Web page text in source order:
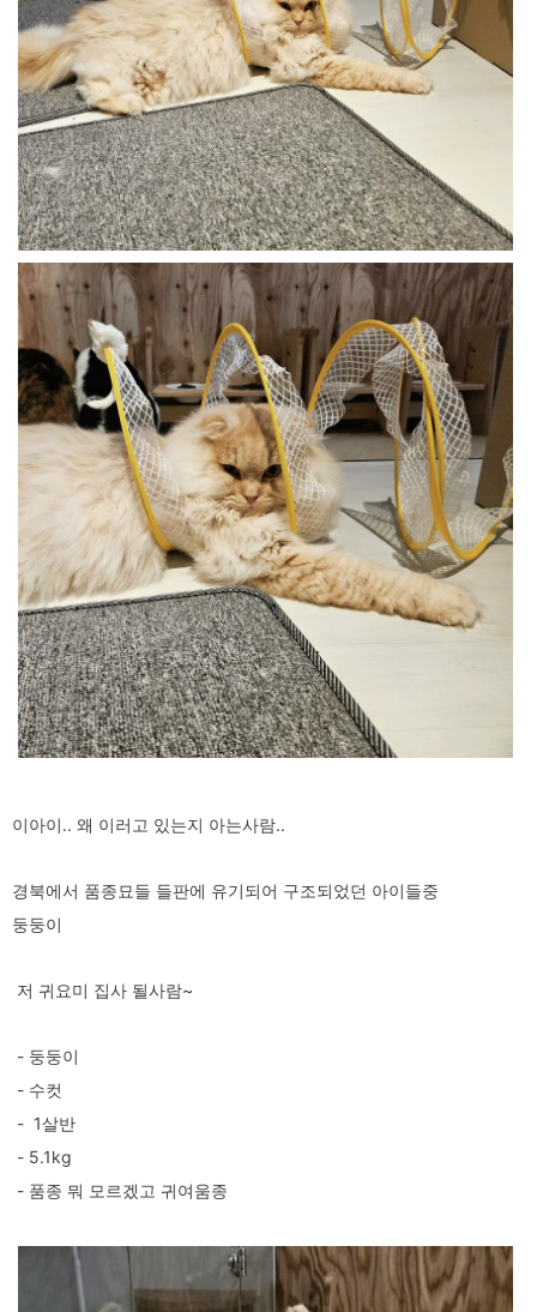
이아이.. 왜 이러고 있는지 아는사람..
경북에서 품종묘들 들판에 유기되어 구조되었던 아이들중
둥둥이
저 귀요미 집사 될사람~
- 둥둥이
- 수컷
- 1살반
- 5.1kg
- 품종 뭐 모르겠고 귀여움종